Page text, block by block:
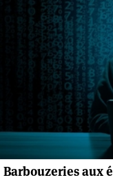
Barbouzeries aux